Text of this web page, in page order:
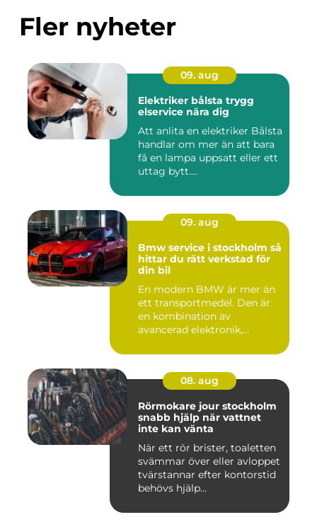
Fler nyheter
09. aug
Elektriker bålsta trygg
elservice nära dig
Att anlita en elektriker Bålsta
handlar om mer än att bara
få en lampa uppsatt eller ett
uttag bytt....
09. aug
Bmw service i stockholm så
hittar du rätt verkstad för
din bil
En modern BMW är mer än
ett transportmedel. Den är
en kombination av
avancerad elektronik,
08. aug
Rörmokare jour stockholm
snabb hjälp när vattnet
inte kan vänta
När ett rör brister, toaletten
svämmar över eller avloppet
tvärstannar efter kontorstid
behövs hjälp...